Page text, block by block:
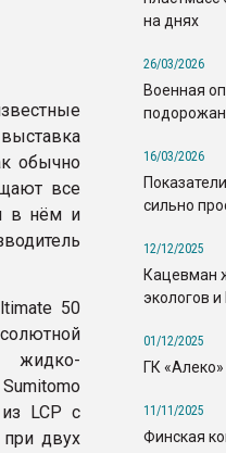
обычно
все
в нём и
50
жидко-
LCP с
двух
на днях
26/03/2026
Военная
16/03/2026
сильно
12/12/2025
Кацевман
экологов
01/12/2025
ГК
11/11/2025
Финская